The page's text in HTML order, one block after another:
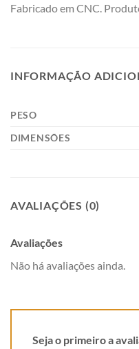
Fabricado em CNC.
INFORMAÇÃO
PESO
DIMENSÕES
AVALIAÇÕES (0)
Avaliações
Não há avaliações ainda.
Seja o primeiro a